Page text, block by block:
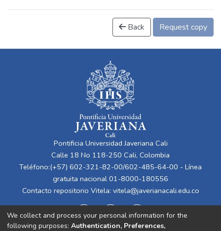
Back Request copy
Pontificia Universidad Javeriana Cali
Calle 18 No 118-250 Cali, Colombia
Teléfono:(+57) 602-321-82-00/602-485-64-00 - Línea
gratuita nacional 01-8000-180556
Contacto repositorio Vitela: vitela@javerianacali.edu.co
We collect and process your personal information for the
following purposes: Authentication, Preferences,